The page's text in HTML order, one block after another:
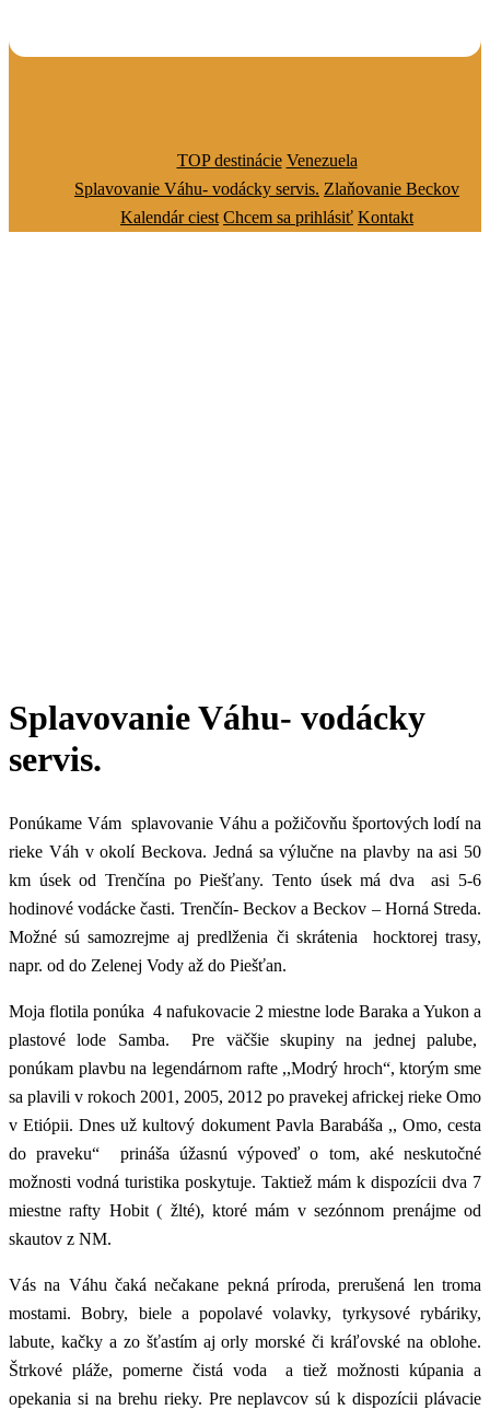
TOP destinácie Venezuela
Splavovanie Váhu- vodácky servis. Zlaňovanie Beckov
Kalendár ciest Chcem sa prihlásiť Kontakt
Splavovanie Váhu- vodácky
servis.
Ponúkame Vám splavovanie Váhu a požičovňu športových lodí na
rieke Váh v okolí Beckova. Jedná sa výlučne na plavby na asi 50
km úsek od Trenčína po Piešťany. Tento úsek má dva asi 5-6
hodinové vodácke časti. Trenčín- Beckov a Beckov – Horná Streda.
Možné sú samozrejme aj predlženia či skrátenia hocktorej trasy,
napr. od do Zelenej Vody až do Piešťan.
Moja flotila ponúka 4 nafukovacie 2 miestne lode Baraka a Yukon a
plastové lode Samba. Pre väčšie skupiny na jednej palube,
ponúkam plavbu na legendárnom rafte ,,Modrý hroch“, ktorým sme
sa plavili v rokoch 2001, 2005, 2012 po pravekej africkej rieke Omo
v Etiópii. Dnes už kultový dokument Pavla Barabáša ,, Omo, cesta
do praveku“ prináša úžasnú výpoveď o tom, aké neskutočné
možnosti vodná turistika poskytuje. Taktiež mám k dispozícii dva 7
miestne rafty Hobit ( žlté), ktoré mám v sezónnom prenájme od
skautov z NM.
Vás na Váhu čaká nečakane pekná príroda, prerušená len troma
mostami. Bobry, biele a popolavé volavky, tyrkysové rybáriky,
labute, kačky a zo šťastím aj orly morské či kráľovské na oblohe.
Štrkové pláže, pomerne čistá voda a tiež možnosti kúpania a
opekania si na brehu rieky. Pre neplavcov sú k dispozícii plávacie